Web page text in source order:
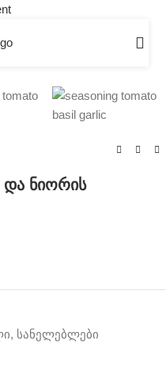
და ნიორის
, სანელებლები